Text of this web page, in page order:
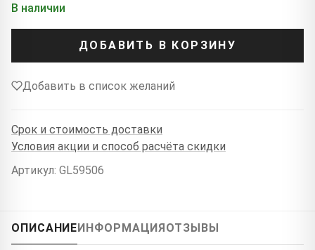
В наличии
ДОБАВИТЬ В КОРЗИНУ
Добавить в список желаний
Срок и стоимость доставки
Условия акции и способ расчёта скидки
Артикул: GL59506
ОПИСАНИЕИНФОРМАЦИЯОТЗЫВЫ